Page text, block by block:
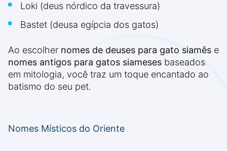
Loki (deus nórdico da travessura)
Bastet (deusa egípcia dos gatos)
Ao escolher nomes de deuses para gato siamês e
nomes antigos para gatos siameses baseados
em mitologia, você traz um toque encantado ao
batismo do seu pet.
Nomes Místicos do Oriente